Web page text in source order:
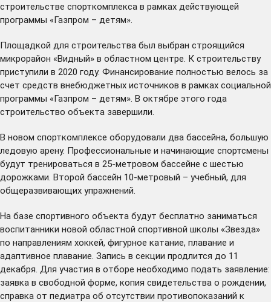
строительстве спорткомплекса в рамках действующей
программы «Газпром – детям».
Площадкой для строительства был выбран строящийся
микрорайон «Видный» в областном центре. К строительству
приступили в 2020 году. Финансирование полностью велось за
счет средств внебюджетных источников в рамках социальной
программы «Газпром – детям». В октябре этого года
строительство объекта завершили
В новом спорткомплексе оборудовали два бассейна, большую
ледовую арену. Профессиональные и начинающие спортсмены
будут тренироваться в 25-метровом бассейне с шестью
дорожками. Второй бассейн 10-метровый – учебный, для
общеразвивающих упражнений.
На базе спортивного объекта будут бесплатно заниматься
воспитанники новой областной спортивной школы «Звезда»
по направлениям хоккей, фигурное катание, плавание и
адаптивное плавание. Запись в секции продлится до 11
декабря. Для участия в отборе необходимо подать заявление:
заявка в свободной форме, копия свидетельства о рождении,
справка от педиатра об отсутствии противопоказаний к